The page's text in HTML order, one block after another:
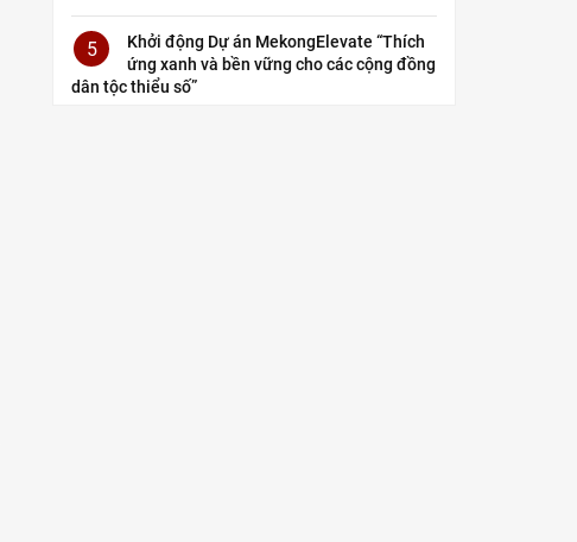
5
Khởi động Dự án MekongElevate “Thích
ứng xanh và bền vững cho các cộng đồng
dân tộc thiểu số”